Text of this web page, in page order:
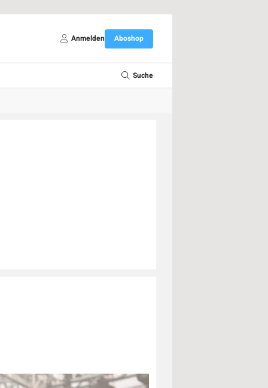
Anmelden Aboshop
Suche